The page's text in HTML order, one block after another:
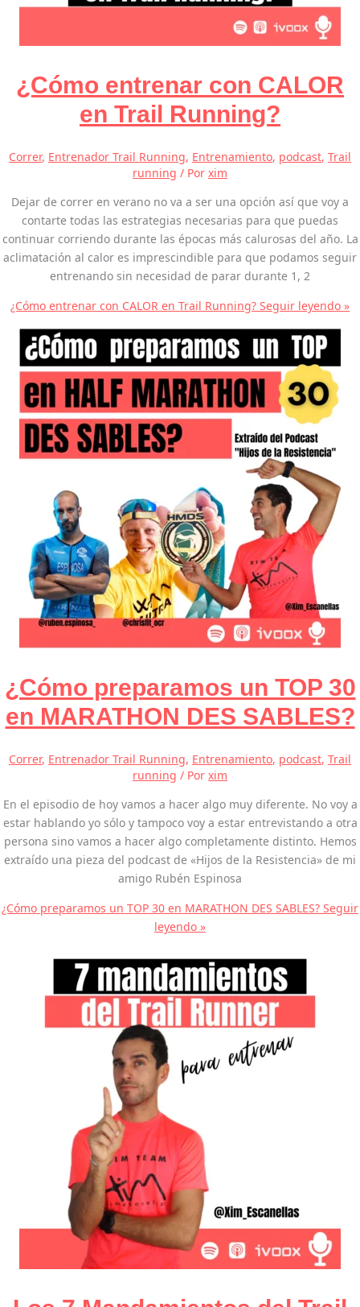
¿Cómo entrenar con CALOR
en Trail Running?
Correr, Entrenador Trail Running, Entrenamiento, podcast, Trail
running / Por xim
Dejar de correr en verano no va a ser una opción así que voy a
contarte todas las estrategias necesarias para que puedas
continuar corriendo durante las épocas más calurosas del año. La
aclimatación al calor es imprescindible para que podamos seguir
entrenando sin necesidad de parar durante 1, 2
¿Cómo entrenar con CALOR en Trail Running? Seguir leyendo »
¿Cómo preparamos un TOP 30
en MARATHON DES SABLES?
Correr, Entrenador Trail Running, Entrenamiento, podcast, Trail
running / Por xim
En el episodio de hoy vamos a hacer algo muy diferente. No voy a
estar hablando yo sólo y tampoco voy a estar entrevistando a otra
persona sino vamos a hacer algo completamente distinto. Hemos
extraído una pieza del podcast de «Hijos de la Resistencia» de mi
amigo Rubén Espinosa
¿Cómo preparamos un TOP 30 en MARATHON DES SABLES? Seguir
leyendo »